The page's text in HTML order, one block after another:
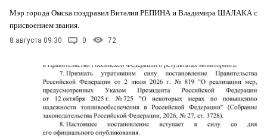
Мэр города Омска поздравил Виталия РЕПИНА и Владимира ШАЛАКА с
присвоением звания.
8 августа 09:30 0 72